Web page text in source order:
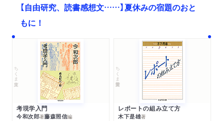
【自由研究、読書感想文……】夏休みの宿題のおと
もに！
ちくま文庫
考現学入門
今和次郎著藤森照信編
ちくま学芸文庫
レポートの組み立て方
木下是雄著